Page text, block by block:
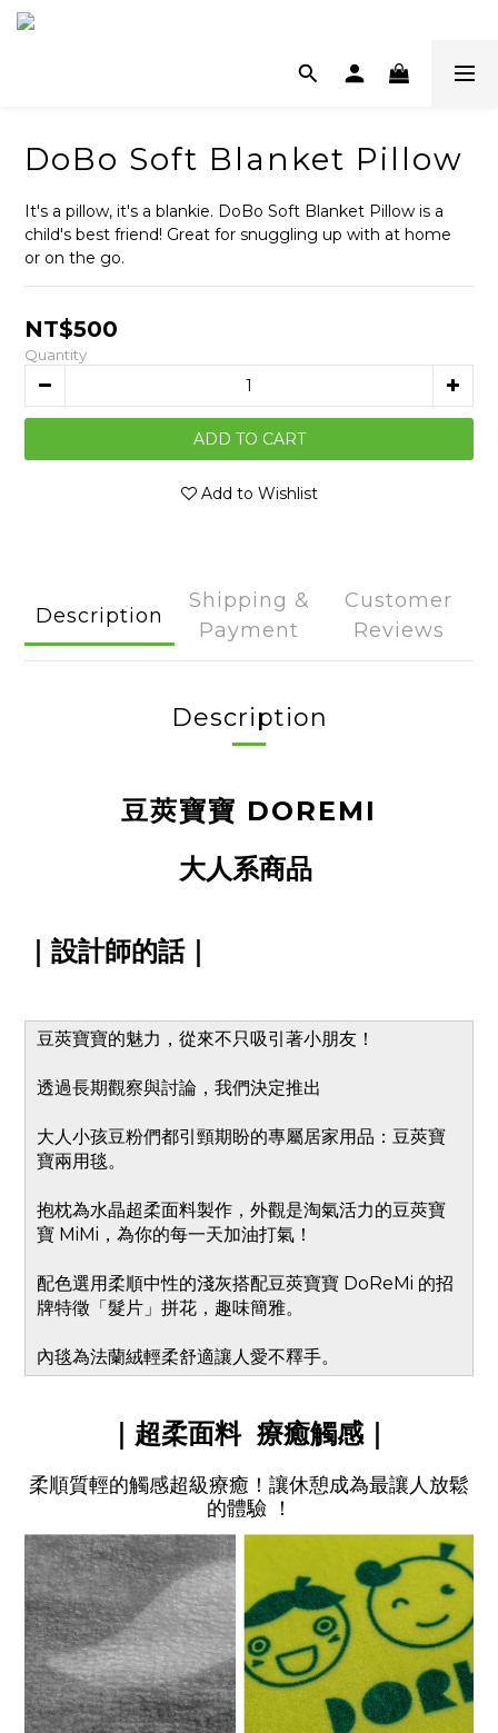
DoBo Soft Blanket Pillow
It's a pillow, it's a blankie. DoBo Soft Blanket Pillow is a
child's best friend! Great for snuggling up with at home
or on the go.
NT$500
Quantity
ADD TO CART
Add to Wishlist
Description
Shipping &
Payment
Customer
Reviews
Description
豆莢寶寶 DOREMI
大人系商品
設計師的話｜
豆莢寶寶的魅力，從來不只吸引著小朋友！
透過長期觀察與討論，我們決定推出
大人小孩豆粉們都引頸期盼的專屬居家用品：豆莢寶
寶兩用毯。
抱枕為水晶超柔面料製作，外觀是淘氣活力的豆莢寶
寶 MiMi，為你的每一天加油打氣！
配色選用柔順中性的淺灰搭配豆莢寶寶 DoReMi 的招
牌特徵「髮片」拼花，趣味簡雅。
內毯為法蘭絨輕柔舒適讓人愛不釋手。
超柔面料 療癒觸感｜
柔順質輕的觸感超級療癒！ 讓休憩成為最讓人放鬆
的體驗 ！